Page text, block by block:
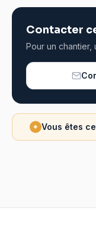
Contacter
Pour un chantier,
✦ Vous êtes